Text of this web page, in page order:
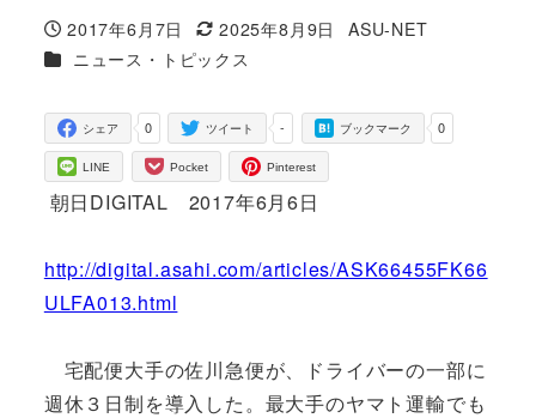
投稿日
2017年6月7日
更新日
2025年8月9日
著
ASU-NET
カテゴリー
ニュース・トピックス
0
シェア -
ツイート 0
ブックマーク
LINE Pocket Pinterest
朝日DIGITAL 2017年6月6日
http://digital.asahi.com/articles/ASK66455FK66
ULFA013.html
宅配便大手の佐川急便が、ドライバーの一部に
週休３日制を導入した。最大手のヤマト運輸でも